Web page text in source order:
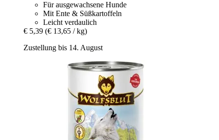
Für ausgewachsene Hunde
Mit Ente & Süßkartoffeln
Leicht verdaulich
€ 5,39 (€ 13,65 / kg)
Zustellung bis 14. August